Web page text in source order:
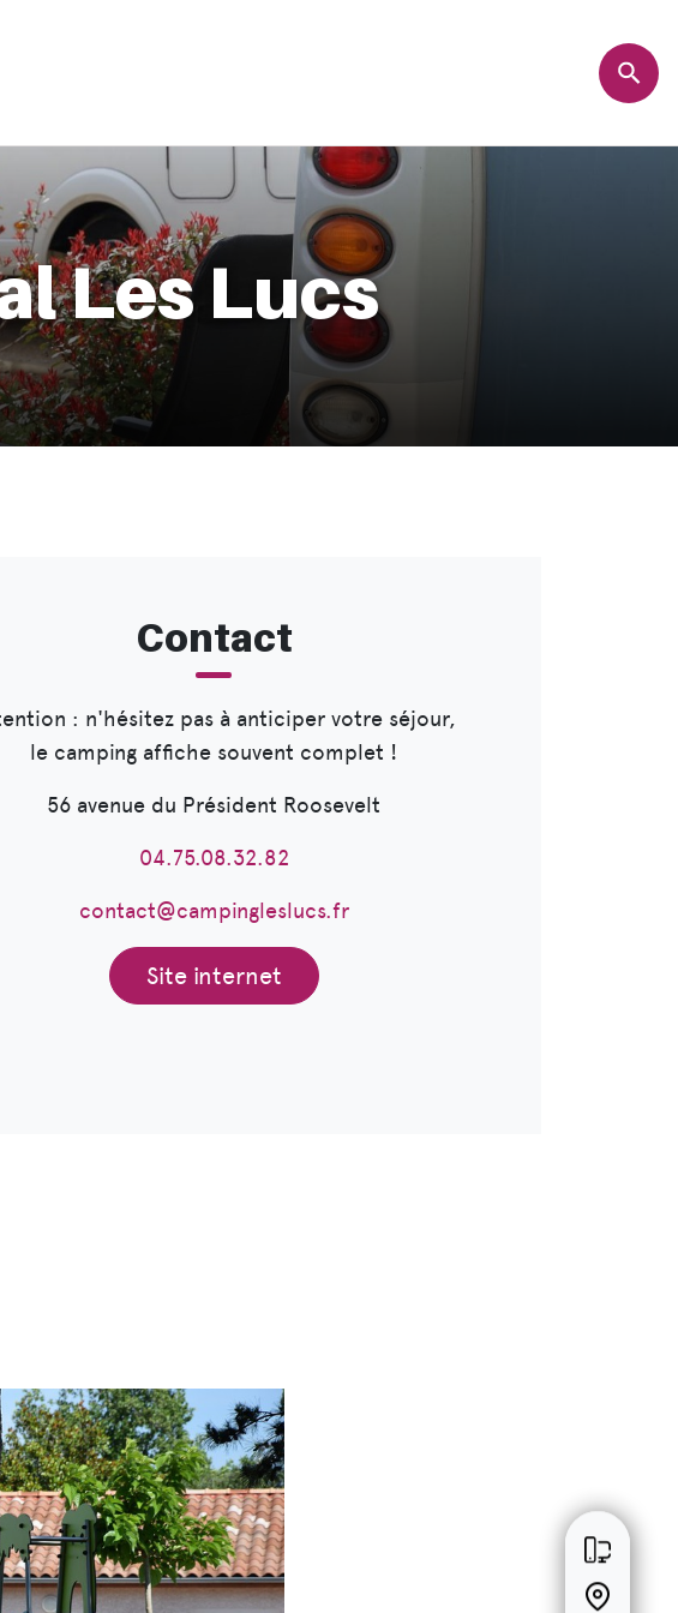
Les Lucs
Contact
: n'hésitez pas à anticiper votre séjour,
le camping affiche souvent complet !
56 avenue du Président Roosevelt
04.75.08.32.82
contact@campingleslucs.fr
Site internet